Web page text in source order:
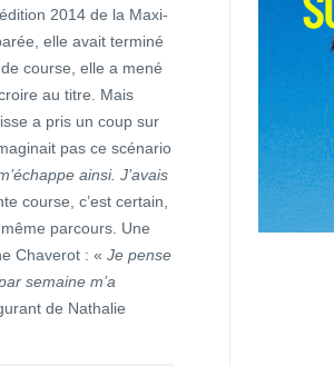
2014 de la Maxi-
elle avait terminé
course, elle a mené
au titre. Mais
a pris un coup sur
pas ce scénario
ainsi. J’avais
course, c’est certain,
parcours. Une
Chaverot : « Je pense
semaine m’a
de Nathalie